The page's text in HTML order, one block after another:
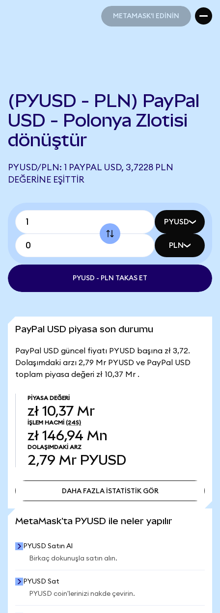
METAMASK'I EDİNİN
(PYUSD - PLN) PayPal
USD - Polonya Zlotisi
dönüştür
PYUSD/PLN: 1 PAYPAL USD, 3,7228 PLN
DEĞERINE EŞITTIR
PYUSD
PLN
PYUSD - PLN TAKAS ET
PayPal USD piyasa son durumu
PayPal USD güncel fiyatı PYUSD başına zł 3,72.
Dolaşımdaki arzı 2,79 Mr PYUSD ve PayPal USD
toplam piyasa değeri zł 10,37 Mr .
PIYASA DEĞERI
zł 10,37 Mr
İŞLEM HACMI (24S)
zł 146,94 Mn
DOLAŞIMDAKI ARZ
2,79 Mr PYUSD
DAHA FAZLA İSTATİSTİK GÖR
MetaMask'ta PYUSD ile neler yapılır
PYUSD Satın Al
Birkaç dokunuşla satın alın.
PYUSD Sat
PYUSD coin'lerinizi nakde çevirin.